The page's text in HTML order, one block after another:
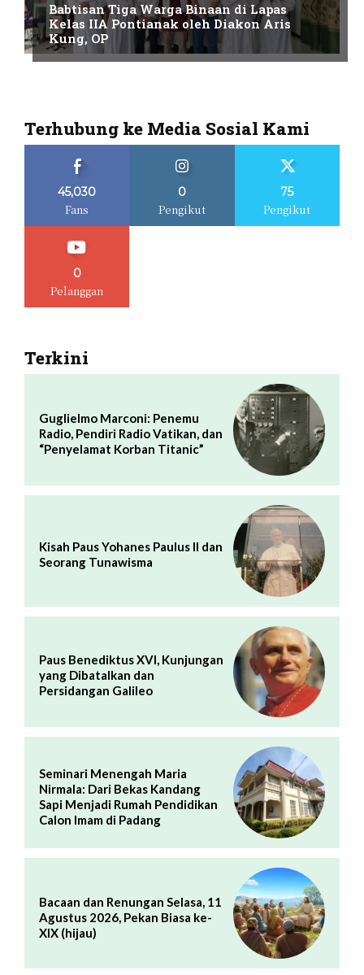
Babtisan Tiga Warga Binaan di Lapas
Kelas IIA Pontianak oleh Diakon Aris
Kung, OP
Terhubung ke Media Sosial Kami
45,030
Fans
0
Pengikut
75
Pengikut
0
Pelanggan
Terkini
Guglielmo Marconi: Penemu
Radio, Pendiri Radio Vatikan, dan
“Penyelamat Korban Titanic”
Kisah Paus Yohanes Paulus II dan
Seorang Tunawisma
Paus Benediktus XVI, Kunjungan
yang Dibatalkan dan
Persidangan Galileo
Seminari Menengah Maria
Nirmala: Dari Bekas Kandang
Sapi Menjadi Rumah Pendidikan
Calon Imam di Padang
Bacaan dan Renungan Selasa, 11
Agustus 2026, Pekan Biasa ke-
XIX (hijau)